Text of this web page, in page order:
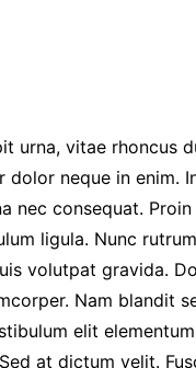
urna, vitae rhoncus
neque in enim.
nec consequat.
ligula. Nunc
volutpat gravida.
Nam blandit
elit
at dictum velit.